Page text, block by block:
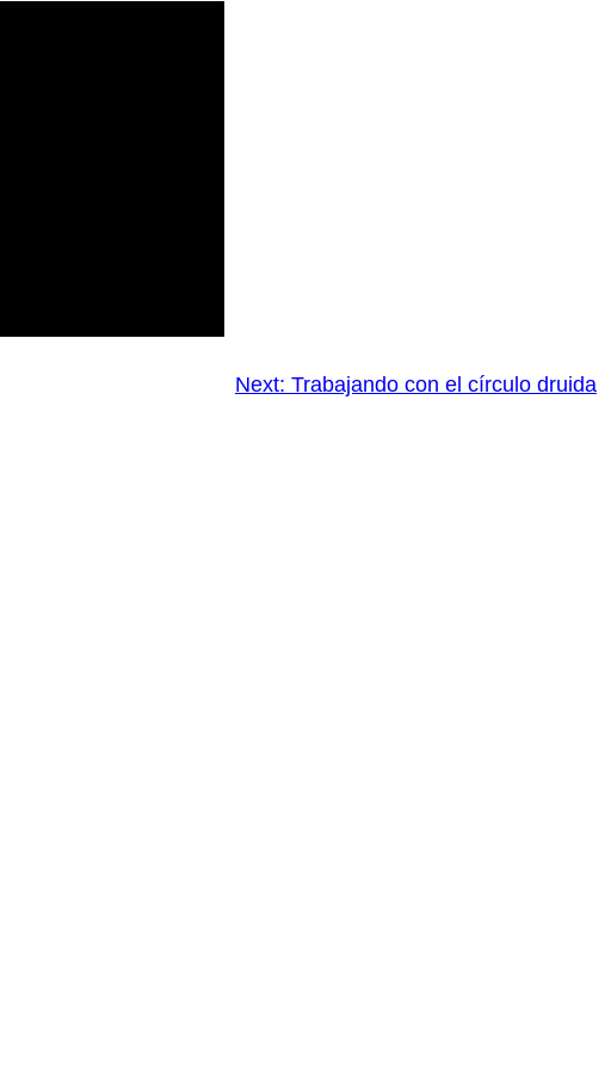
Next: Trabajando con el círculo druida